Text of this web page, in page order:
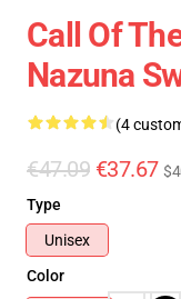
Call Of
Nazuna
(4
€47.09 €37.67
Type
Unisex
Color